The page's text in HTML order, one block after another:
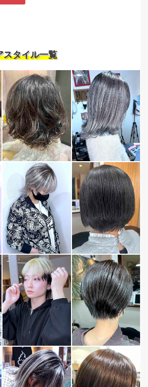
スタイル一覧